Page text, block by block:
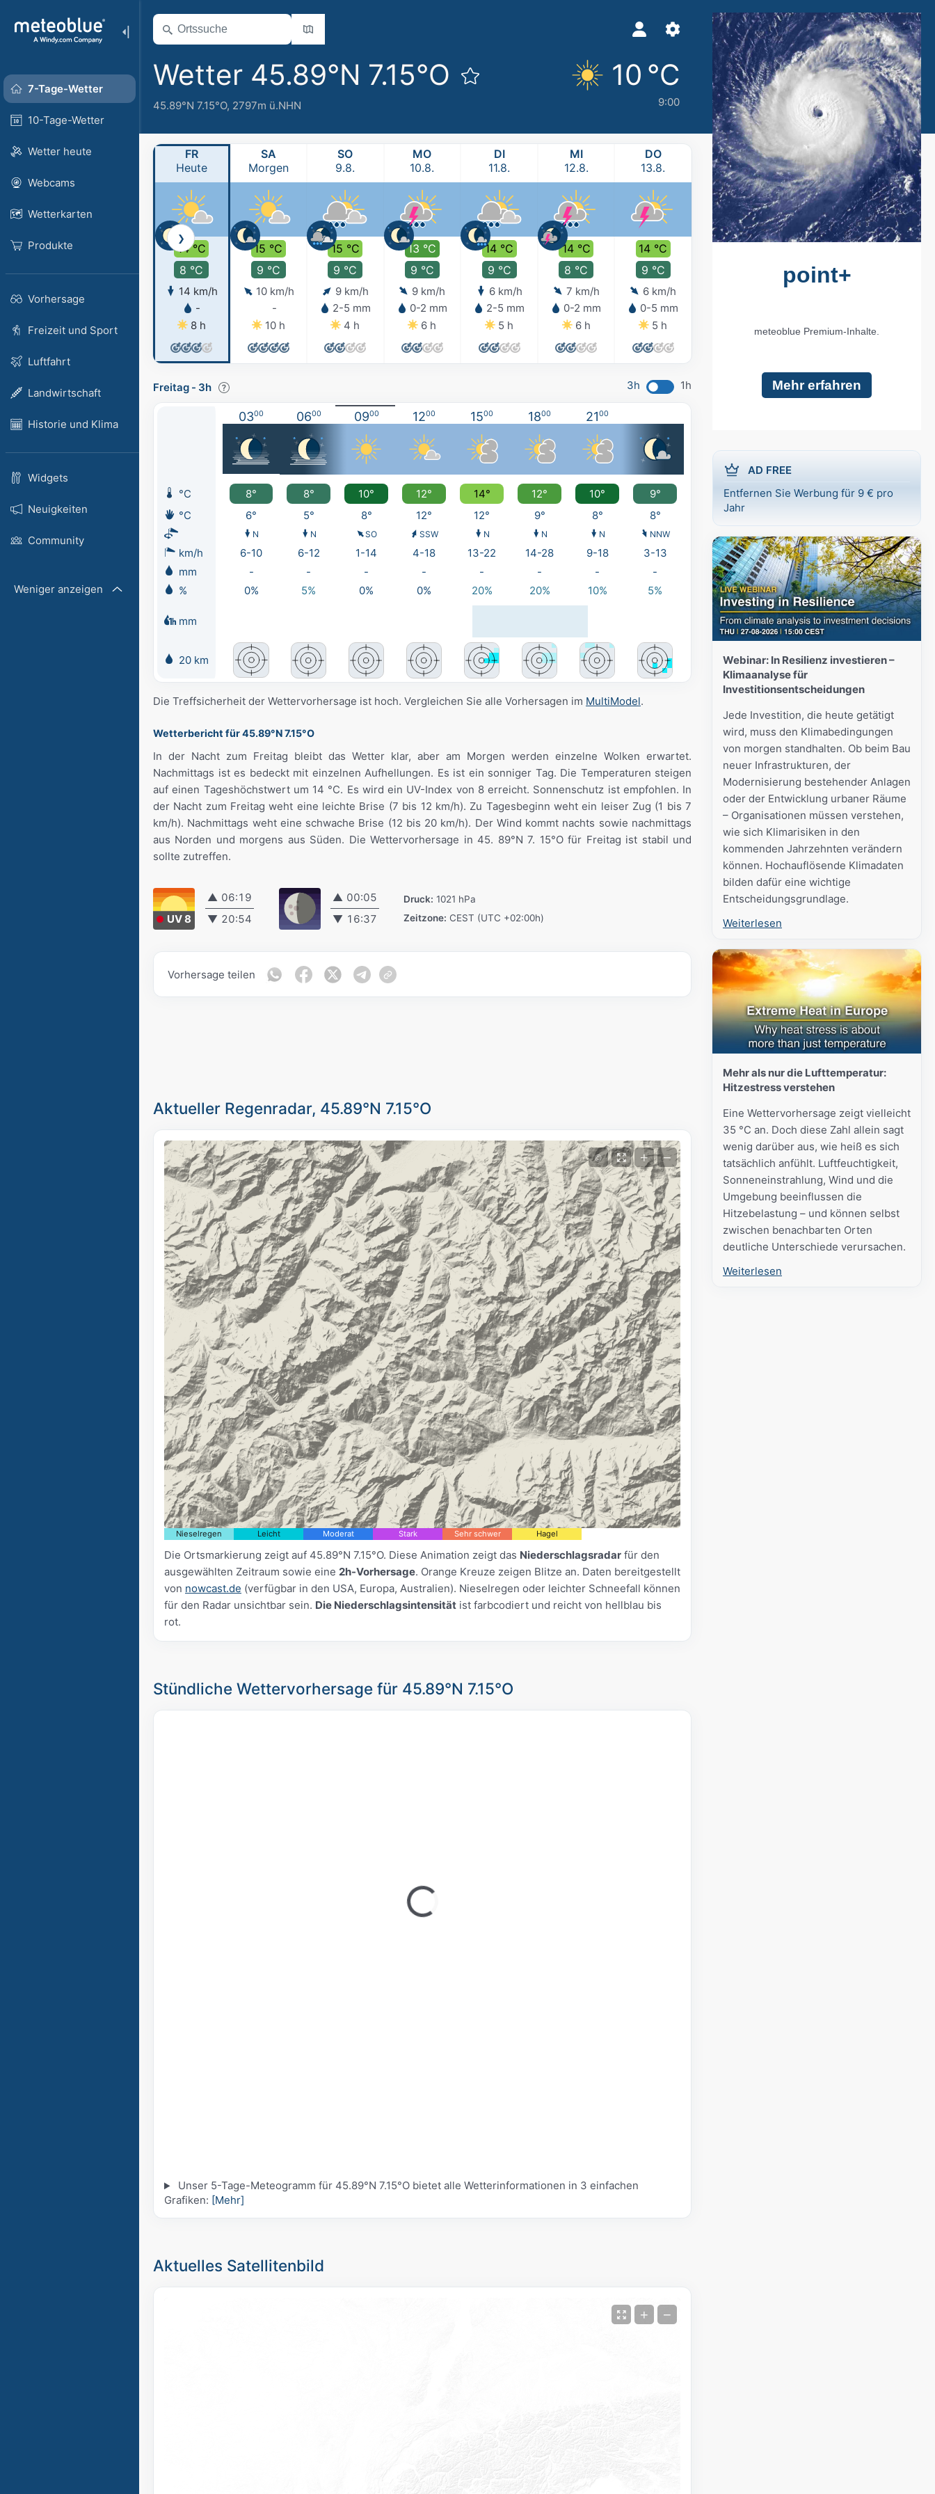
7-Tage-Wetter
10-Tage-Wetter
Wetter heute
Webcams
Wetterkarten
Produkte
Vorhersage
Freizeit und Sport
Luftfahrt
Landwirtschaft
Historie und Klima
Widgets
Neuigkeiten
Community
Weniger anzeigen
Wetter 45.89°N 7.15°O
45.89°N 7.15°O, 2797m ü.NHN
10 °C
9:00
AD FREE
Entfernen Sie Werbung für 9 € pro
Jahr
Webinar: In Resilienz investieren –
Klimaanalyse für
Investitionsentscheidungen
Jede Investition, die heute getätigt
wird, muss den Klimabedingungen
von morgen standhalten. Ob beim Bau
neuer Infrastrukturen, der
Modernisierung bestehender Anlagen
oder der Entwicklung urbaner Räume
– Organisationen müssen verstehen,
wie sich Klimarisiken in den
kommenden Jahrzehnten verändern
können. Hochauflösende Klimadaten
bilden dafür eine wichtige
Entscheidungsgrundlage.
Weiterlesen
Mehr als nur die Lufttemperatur:
Hitzestress verstehen
Eine Wettervorhersage zeigt vielleicht
35 °C an. Doch diese Zahl allein sagt
wenig darüber aus, wie heiß es sich
tatsächlich anfühlt. Luftfeuchtigkeit,
Sonneneinstrahlung, Wind und die
Umgebung beeinflussen die
Hitzebelastung – und können selbst
zwischen benachbarten Orten
deutliche Unterschiede verursachen.
Weiterlesen
FR
Heute
14 °C
8 °C
14 km/h
-
8 h
SA
Morgen
15 °C
9 °C
10 km/h
-
10 h
SO
9.8.
15 °C
9 °C
9 km/h
2-5 mm
4 h
MO
10.8.
13 °C
9 °C
9 km/h
0-2 mm
6 h
DI
11.8.
14 °C
9 °C
6 km/h
2-5 mm
5 h
MI
12.8.
14 °C
8 °C
7 km/h
0-2 mm
6 h
DO
13.8.
14 °C
9 °C
6 km/h
0-5 mm
5 h
FR
14.8.
SA
15.8.
10 °C
9 h
SO
16.8.
❯
Freitag - 3h 3h 1h
0300 0600 0900 1200 1500 1800 2100
°C 8° 8° 10° 12° 14° 12° 10°
9°
°C
6° 5° 8° 12° 12° 9° 8° 8°
N N SO SSW N N N NNW
km/h 6-10 6-12 1-14 4-18 13-22 14-28 9-18
3-13
mm
- - - - - - -
-
%
0% 5% 0% 0% 20% 20% 10% 5%
mm
20 km
Die Treffsicherheit der Wettervorhersage ist hoch. Vergleichen Sie alle Vorhersagen im MultiModel.
Wetterbericht für 45.89°N 7.15°O
In der Nacht zum Freitag bleibt das Wetter klar, aber am Morgen werden einzelne Wolken erwartet.
Nachmittags ist es bedeckt mit einzelnen Aufhellungen. Es ist ein sonniger Tag. Die Temperaturen steigen
auf einen Tageshöchstwert um 14 °C. Es wird ein UV-Index von 8 erreicht. Sonnenschutz ist empfohlen. In
der Nacht zum Freitag weht eine leichte Brise (7 bis 12 km/h). Zu Tagesbeginn weht ein leiser Zug (1 bis 7
km/h). Nachmittags weht eine schwache Brise (12 bis 20 km/h). Der Wind kommt nachts sowie nachmittags
aus Norden und morgens aus Süden. Die Wettervorhersage in 45. 89°N 7. 15°O für Freitag ist stabil und
sollte zutreffen.
UV 8
▲ 06:19
▼ 20:54
▲ 00:05
▼ 16:37
Druck: 1021 hPa
Zeitzone: CEST (UTC +02:00h)
Vorhersage teilen
Aktueller Regenradar, 45.89°N 7.15°O
© + −
Nieselregen Leicht Moderat Stark Sehr schwer Hagel
Die Ortsmarkierung zeigt auf 45.89°N 7.15°O. Diese Animation zeigt das Niederschlagsradar für den
ausgewählten Zeitraum sowie eine 2h-Vorhersage. Orange Kreuze zeigen Blitze an. Daten bereitgestellt
von nowcast.de (verfügbar in den USA, Europa, Australien). Nieselregen oder leichter Schneefall können
für den Radar unsichtbar sein. Die Niederschlagsintensität ist farbcodiert und reicht von hellblau bis
rot.
Stündliche Wettervorhersage für 45.89°N 7.15°O
Unser 5-Tage-Meteogramm für 45.89°N 7.15°O bietet alle Wetterinformationen in 3 einfachen
Grafiken: [Mehr]
Aktuelles Satellitenbild
+ −